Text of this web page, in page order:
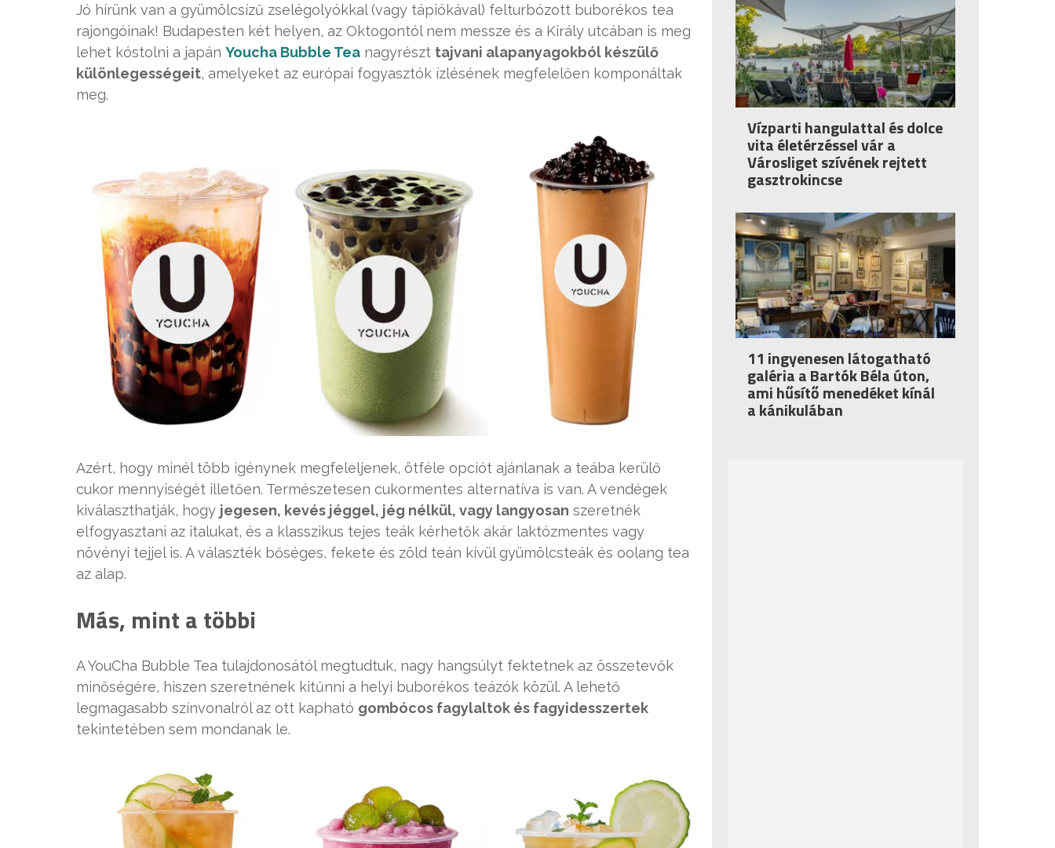
Jó hírünk van a gyümölcsízű zselégolyókkal (vagy tápiókával) felturbózott buborékos tea
rajongóinak! Budapesten két helyen, az Oktogontól nem messze és a Király utcában is meg
lehet kóstolni a japán Youcha Bubble Tea nagyrészt tajvani alapanyagokból készülő
különlegességeit, amelyeket az európai fogyasztók ízlésének megfelelően komponáltak
meg.
Azért, hogy minél több igénynek megfeleljenek, ötféle opciót ajánlanak a teába kerülő
cukor mennyiségét illetően. Természetesen cukormentes alternatíva is van. A vendégek
kiválaszthatják, hogy jegesen, kevés jéggel, jég nélkül, vagy langyosan szeretnék
elfogyasztani az italukat, és a klasszikus tejes teák kérhetők akár laktózmentes vagy
növényi tejjel is. A választék bőséges, fekete és zöld teán kívül gyümölcsteák és oolang tea
az alap.
Más, mint a többi
A YouCha Bubble Tea tulajdonosától megtudtuk, nagy hangsúlyt fektetnek az összetevők
minőségére, hiszen szeretnének kitűnni a helyi buborékos teázók közül. A lehető
legmagasabb színvonalról az ott kapható gombócos fagylaltok és fagyidesszertek
tekintetében sem mondanak le.
Vízparti hangulattal és dolce
vita életérzéssel vár a
Városliget szívének rejtett
gasztrokincse
11 ingyenesen látogatható
galéria a Bartók Béla úton,
ami hűsítő menedéket kínál
a kánikulában